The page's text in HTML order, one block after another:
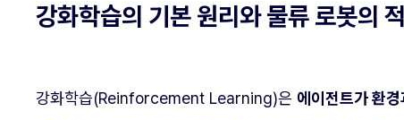
강화학습의 기본 원리와 물류 로봇의
강화학습(Reinforcement Learning)은 에이전트가 환